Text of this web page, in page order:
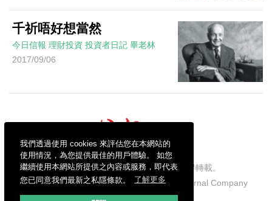
我們透過使用 cookies 來評估您在本網站的
使用情況，為您提供最佳的用戶體驗。 如您
繼續使用本網站所提供之內容或服務，即代表
您已同意我們最新之私隱條款。
了解更多
千祈唔好想當然
今日信報 理財投資 投資者日記 畢老林
2017/09/06
信報財經新聞有限公司版權所有，不得轉載。
Copyright © 2026 Hong Kong Economic Journal Company
Limited. All rights reserved.